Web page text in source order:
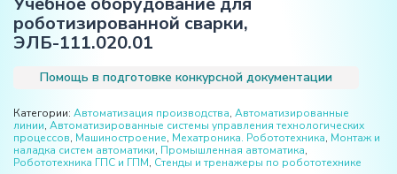
роботизированной сварки,
ЭЛБ-111.020.01
Помощь в подготовке конкурсной документации
Категории: Автоматизация производства, Автоматизированные
линии, Автоматизированные системы управления технологических
процессов, Машиностроение, Мехатроника. Робототехника, Монтаж и
наладка систем автоматики, Промышленная автоматика,
Робототехника ГПС и ГПМ, Стенды и тренажеры по робототехнике